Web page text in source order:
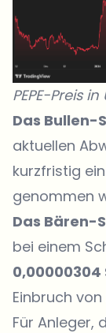
PEPE-Preis
Das Bullen-
aktuellen
kurzfristig
genommen
Das Bären-
bei einem
0,00000304
Einbruch von
Für Anleger,